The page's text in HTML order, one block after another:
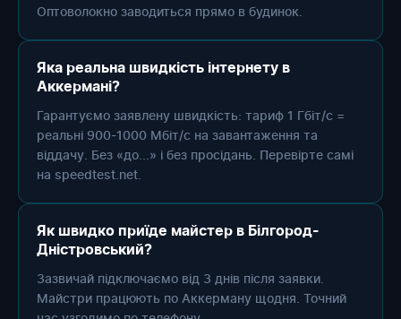
Оптоволокно заводиться прямо в будинок.
Яка реальна швидкість інтернету в
Аккермані?
Гарантуємо заявлену швидкість: тариф 1 Гбіт/с =
реальні 900-1000 Мбіт/с на завантаження та
віддачу. Без «до...» і без просідань. Перевірте самі
на speedtest.net.
Як швидко приїде майстер в Білгород-
Дністровський?
Зазвичай підключаємо від 3 днів після заявки.
Майстри працюють по Аккерману щодня. Точний